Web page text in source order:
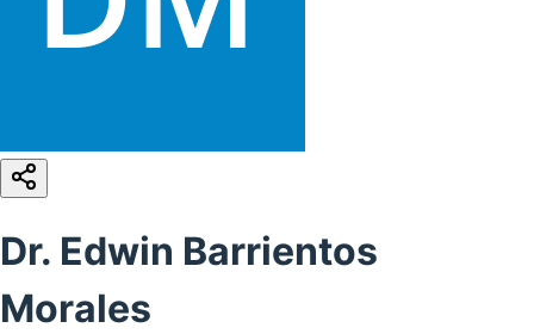
Dr. Edwin Barrientos
Morales